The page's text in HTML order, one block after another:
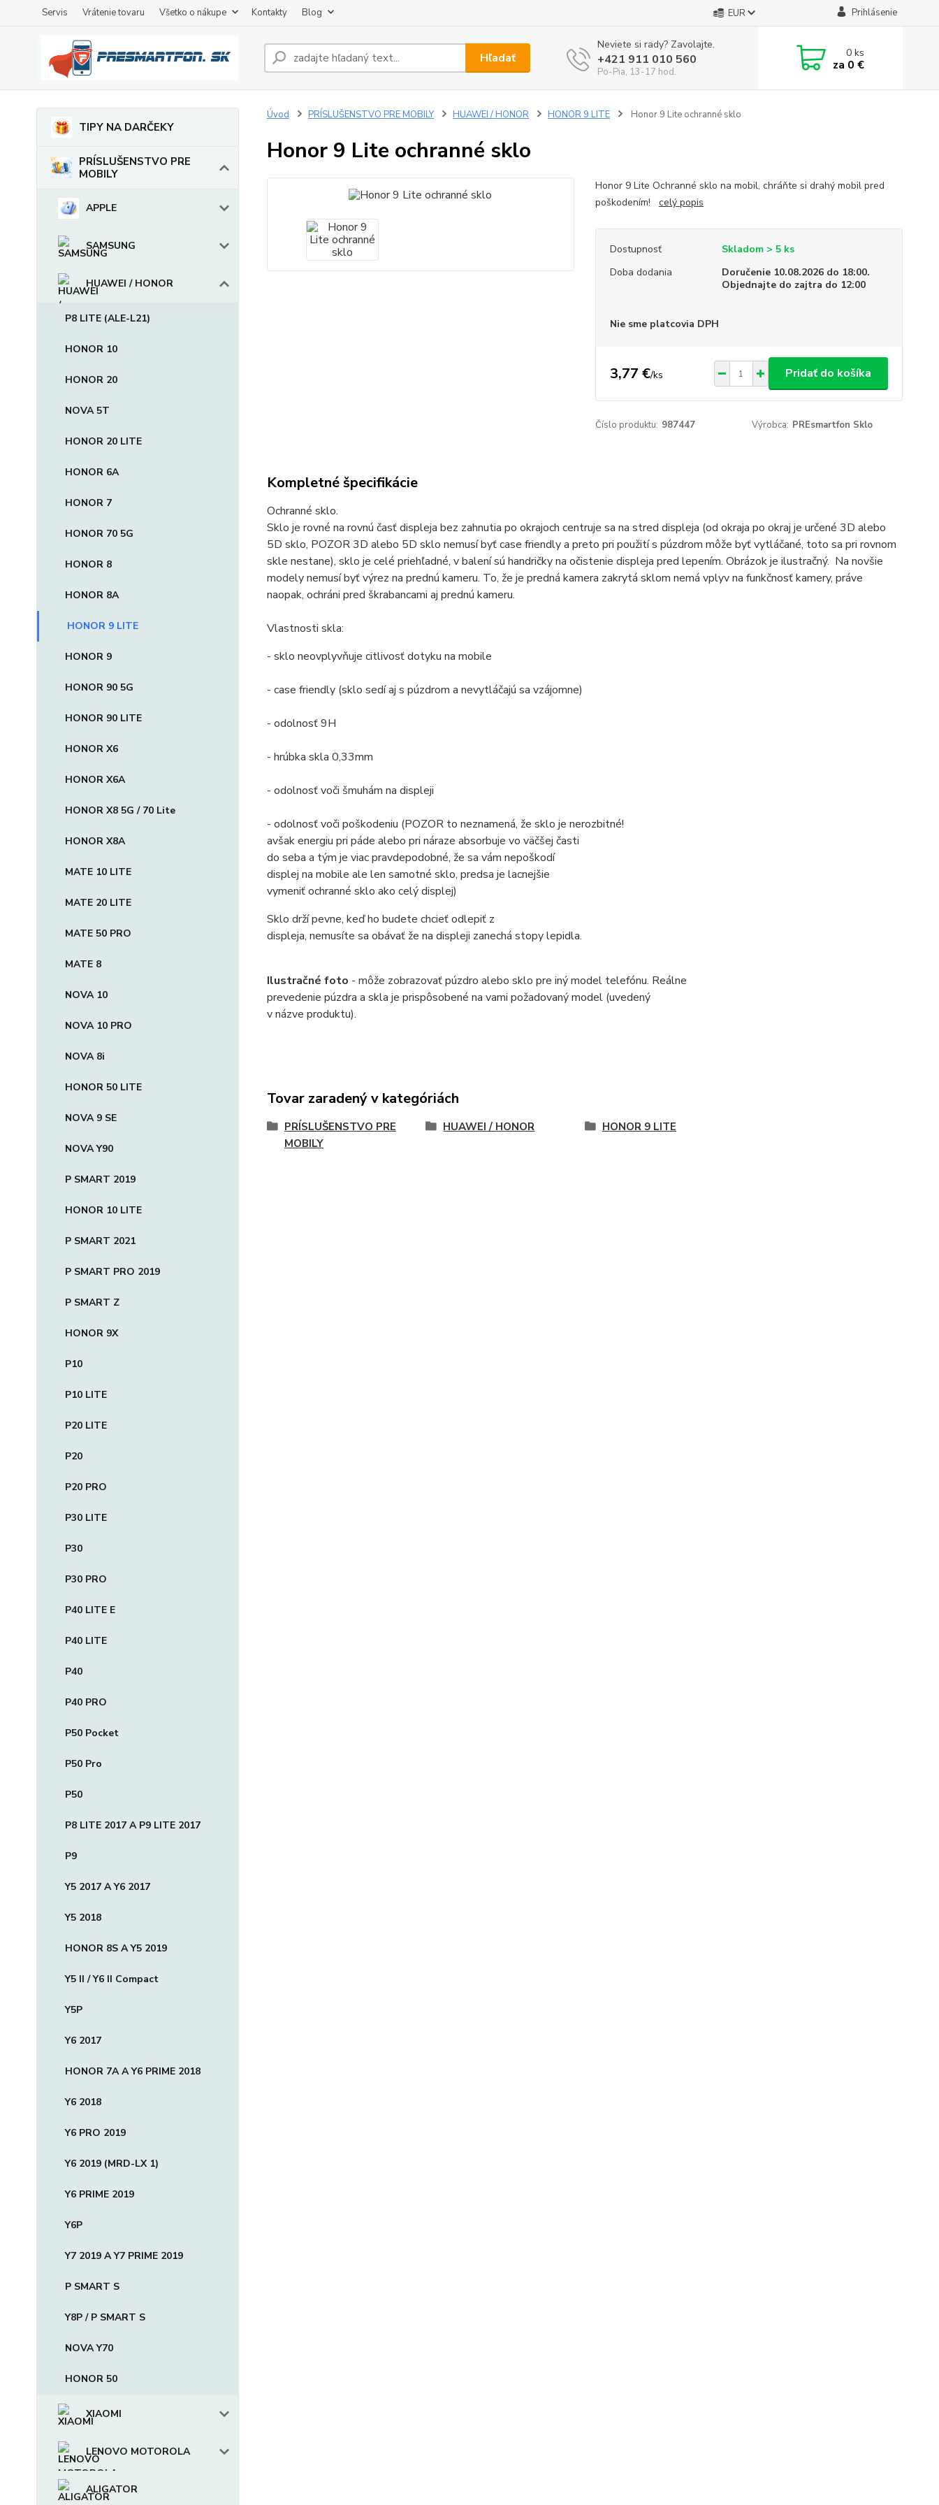
Servis Vrátenie tovaru Všetko o nákupe Kontakty Blog EUR Prihlásenie
Hľadať
Neviete si rady? Zavolajte.
+421 911 010 560
Po-Pia, 13-17 hod.
0ks
za 0 €
TIPY NA DARČEKY
PRÍSLUŠENSTVO PRE
MOBILY
APPLE
SAMSUNG
HUAWEI / HONOR
P8 LITE (ALE-L21)
HONOR 10
HONOR 20
NOVA 5T
HONOR 20 LITE
HONOR 6A
HONOR 7
HONOR 70 5G
HONOR 8
HONOR 8A
HONOR 9 LITE
HONOR 9
HONOR 90 5G
HONOR 90 LITE
HONOR X6
HONOR X6A
HONOR X8 5G / 70 Lite
HONOR X8A
MATE 10 LITE
MATE 20 LITE
MATE 50 PRO
MATE 8
NOVA 10
NOVA 10 PRO
NOVA 8i
HONOR 50 LITE
NOVA 9 SE
NOVA Y90
P SMART 2019
HONOR 10 LITE
P SMART 2021
P SMART PRO 2019
P SMART Z
HONOR 9X
P10
P10 LITE
P20 LITE
P20
P20 PRO
P30 LITE
P30
P30 PRO
P40 LITE E
P40 LITE
P40
P40 PRO
P50 Pocket
P50 Pro
P50
P8 LITE 2017 A P9 LITE 2017
P9
Y5 2017 A Y6 2017
Y5 2018
HONOR 8S A Y5 2019
Y5 II / Y6 II Compact
Y5P
Y6 2017
HONOR 7A A Y6 PRIME 2018
Y6 2018
Y6 PRO 2019
Y6 2019 (MRD-LX 1)
Y6 PRIME 2019
Y6P
Y7 2019 A Y7 PRIME 2019
P SMART S
Y8P / P SMART S
NOVA Y70
HONOR 50
XIAOMI
LENOVO MOTOROLA
ALIGATOR
Úvod PRÍSLUŠENSTVO PRE MOBILY HUAWEI / HONOR HONOR 9 LITE Honor 9 Lite ochranné sklo
Honor 9 Lite ochranné sklo
Honor 9 Lite Ochranné sklo na mobil, chráňte si drahý mobil pred
poškodením! celý popis
Dostupnosť
Skladom > 5 ks
Doba dodania
Doručenie 10.08.2026 do 18:00.
Objednajte do zajtra do 12:00
Nie sme platcovia DPH
3,77 €/ks Pridať do košíka
Číslo produktu: 987447 Výrobca: PREsmartfon Sklo
Kompletné špecifikácie
Ochranné sklo.
Sklo je rovné na rovnú časť displeja bez zahnutia po okrajoch centruje sa na stred displeja (od okraja po okraj je určené 3D alebo
5D sklo, POZOR 3D alebo 5D sklo nemusí byť case friendly a preto pri použití s púzdrom môže byť vytláčané, toto sa pri rovnom
skle nestane), sklo je celé priehľadné, v balení sú handričky na očistenie displeja pred lepením. Obrázok je ilustračný. Na novšie
modely nemusí byť výrez na prednú kameru. To, že je predná kamera zakrytá sklom nemá vplyv na funkčnosť kamery, práve
naopak, ochráni pred škrabancami aj prednú kameru.
Vlastnosti skla:
- sklo neovplyvňuje citlivosť dotyku na mobile
- case friendly (sklo sedí aj s púzdrom a nevytláčajú sa vzájomne)
- odolnosť 9H
- hrúbka skla 0,33mm
- odolnosť voči šmuhám na displeji
- odolnosť voči poškodeniu (POZOR to neznamená, že sklo je nerozbitné!
avšak energiu pri páde alebo pri náraze absorbuje vo väčšej časti
do seba a tým je viac pravdepodobné, že sa vám nepoškodí
displej na mobile ale len samotné sklo, predsa je lacnejšie
vymeniť ochranné sklo ako celý displej)
Sklo drží pevne, keď ho budete chcieť odlepiť z
displeja, nemusíte sa obávať že na displeji zanechá stopy lepidla.
Ilustračné foto - môže zobrazovať púzdro alebo sklo pre iný model telefónu. Reálne
prevedenie púzdra a skla je prispôsobené na vami požadovaný model (uvedený
v názve produktu).
Tovar zaradený v kategóriách
PRÍSLUŠENSTVO PRE
MOBILY
HUAWEI / HONOR HONOR 9 LITE